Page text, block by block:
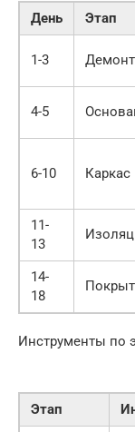
День Этап
1-3
4-5
6-10 Каркас
11-
13
14-
18
Инструменты по
Этап